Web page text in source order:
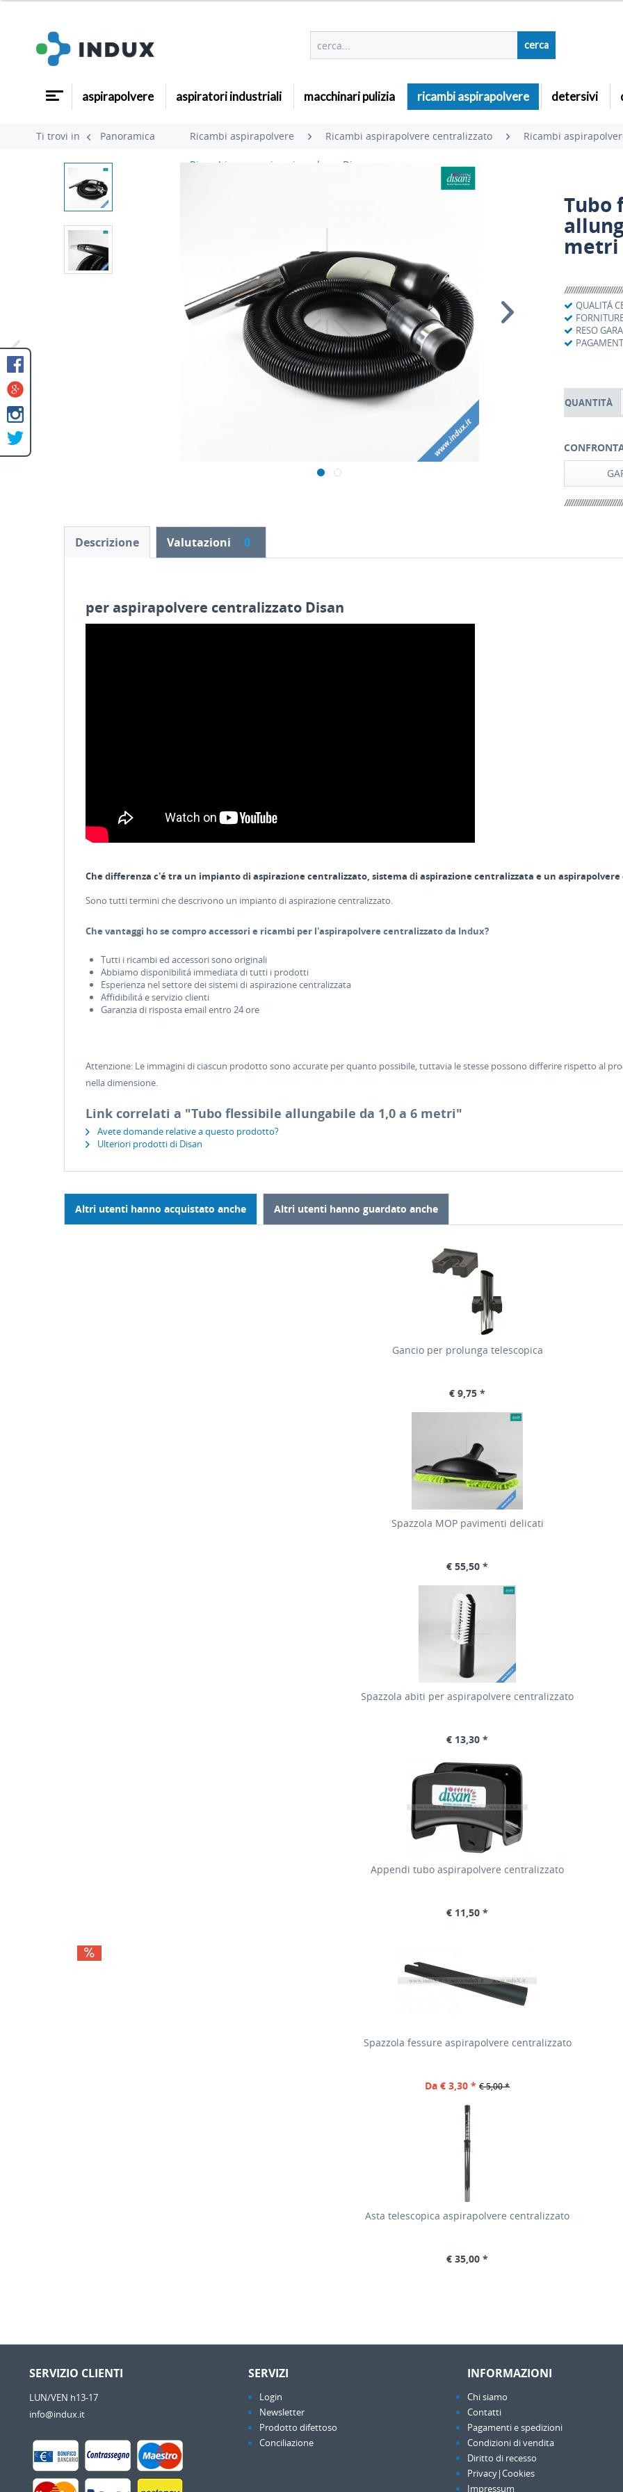
cerca
aspirapolvere aspiratori industriali macchinari pulizia ricambi aspirapolvere detersivi
Ti trovi in Panoramica Ricambi aspirapolvere Ricambi aspirapolvere centralizzato Ricambi
Ricambi accessori aspirapolvere Disan
Tubo
metri
QUALITÁ
RESO
QUANTITÀ
Descrizione Valutazioni 0
per aspirapolvere centralizzato Disan
Che differenza c'é tra un impianto di aspirazione centralizzato, sistema di aspirazione centralizzata e un
Sono tutti termini che descrivono un impianto di aspirazione centralizzato.
Che vantaggi ho se compro accessori e ricambi per l'aspirapolvere centralizzato da Indux?
Tutti i ricambi ed accessori sono originali
Abbiamo disponibilitá immediata di tutti i prodotti
Esperienza nel settore dei sistemi di aspirazione centralizzata
Affidibilitá e servizio clienti
Garanzia di risposta email entro 24 ore
Attenzione: Le immagini di ciascun prodotto sono accurate per quanto possibile, tuttavia le stesse possono differire rispetto al
nella dimensione.
Link correlati a "Tubo flessibile allungabile da 1,0 a 6 metri"
Avete domande relative a questo prodotto?
Ulteriori prodotti di Disan
Altri utenti hanno acquistato anche Altri utenti hanno guardato anche
Gancio per prolunga telescopica
€ 9,75 *
Spazzola MOP pavimenti delicati
€ 55,50 *
Spazzola abiti per aspirapolvere centralizzato
€ 13,30 *
Appendi tubo aspirapolvere centralizzato
€ 11,50 *
Spazzola fessure aspirapolvere centralizzato
Da € 3,30 * € 5,00 *
Asta telescopica aspirapolvere centralizzato
€ 35,00 *
SERVIZIO CLIENTI
LUN/VEN h13-17
info@indux.it
SERVIZI
Login
Newsletter
Prodotto difettoso
Conciliazione
INFORMAZIONI
Chi siamo
Contatti
Pagamenti e spedizioni
Condizioni di vendita
Diritto di recesso
Privacy|Cookies
Impressum